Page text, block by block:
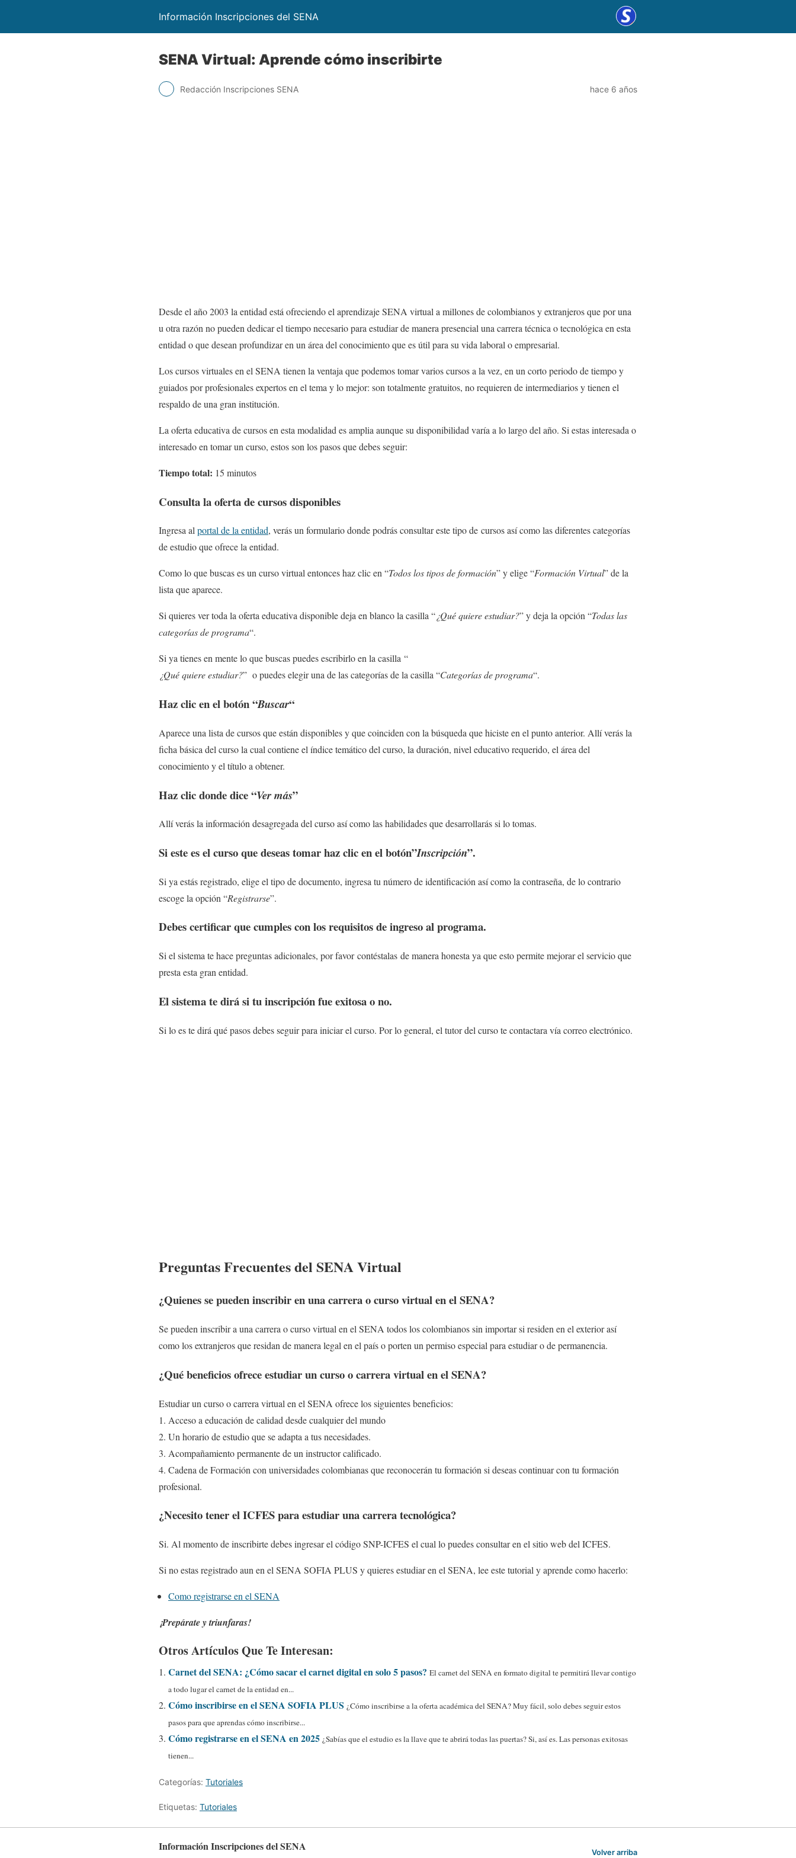
Información Inscripciones del SENA
SENA Virtual: Aprende cómo inscribirte
Redacción Inscripciones SENA hace 6 años
Desde el año 2003 la entidad está ofreciendo el aprendizaje SENA virtual a millones de colombianos y extranjeros que por una
u otra razón no pueden dedicar el tiempo necesario para estudiar de manera presencial una carrera técnica o tecnológica en esta
entidad o que desean profundizar en un área del conocimiento que es útil para su vida laboral o empresarial.
Los cursos virtuales en el SENA tienen la ventaja que podemos tomar varios cursos a la vez, en un corto periodo de tiempo y
guiados por profesionales expertos en el tema y lo mejor: son totalmente gratuitos, no requieren de intermediarios y tienen el
respaldo de una gran institución.
La oferta educativa de cursos en esta modalidad es amplia aunque su disponibilidad varía a lo largo del año. Si estas interesada o
interesado en tomar un curso, estos son los pasos que debes seguir:
Tiempo total: 15 minutos
Consulta la oferta de cursos disponibles
Ingresa alportal de la entidad, verás un formulario donde podrás consultar este tipo de cursos así como las diferentes categorías
de estudio que ofrece la entidad.
Como lo que buscas es un curso virtual entonces haz clic en “Todos los tipos de formación” y elige “Formación Virtual” de la
lista que aparece.
Si quieres ver toda la oferta educativa disponible deja en blanco la casilla “¿Qué quiere estudiar?” y deja la opción “Todas las
categorías de programa“.
Si ya tienes en mente lo que buscas puedes escribirlo en la casilla “
¿Qué quiere estudiar?” o puedes elegir una de las categorías de la casilla “Categorías de programa“.
Haz clic en el botón “Buscar“
Aparece una lista de cursos que están disponibles y que coinciden con la búsqueda que hiciste en el punto anterior. Allí verás la
ficha básica del curso la cual contiene el índice temático del curso, la duración, nivel educativo requerido, el área del
conocimiento y el título a obtener.
Haz clic donde dice “Ver más”
Allí verás la información desagregada del curso así como las habilidades que desarrollarás si lo tomas.
Si este es el curso que deseas tomar haz clic en el botón”Inscripción”.
Si ya estás registrado, elige el tipo de documento, ingresa tu número de identificación así como la contraseña, de lo contrario
escoge la opción “Registrarse”.
Debes certificar que cumples con los requisitos de ingreso al programa.
Si el sistema te hace preguntas adicionales, por favor contéstalas de manera honesta ya que esto permite mejorar el servicio que
presta esta gran entidad.
El sistema te dirá si tu inscripción fue exitosa o no.
Si lo es te dirá qué pasos debes seguir para iniciar el curso. Por lo general, el tutor del curso te contactara vía correo electrónico.
Preguntas Frecuentes del SENA Virtual
¿Quienes se pueden inscribir en una carrera o curso virtual en el SENA?
Se pueden inscribir a una carrera o curso virtual en el SENA todos los colombianos sin importar si residen en el exterior así
como los extranjeros que residan de manera legal en el país o porten un permiso especial para estudiar o de permanencia.
¿Qué beneficios ofrece estudiar un curso o carrera virtual en el SENA?
Estudiar un curso o carrera virtual en el SENA ofrece los siguientes beneficios:
1. Acceso a educación de calidad desde cualquier del mundo
2. Un horario de estudio que se adapta a tus necesidades.
3. Acompañamiento permanente de un instructor calificado.
4. Cadena de Formación con universidades colombianas que reconocerán tu formación si deseas continuar con tu formación
profesional.
¿Necesito tener el ICFES para estudiar una carrera tecnológica?
Si. Al momento de inscribirte debes ingresar el código SNP-ICFES el cual lo puedes consultar en el sitio web del ICFES.
Si no estas registrado aun en el SENA SOFIA PLUS y quieres estudiar en el SENA, lee este tutorial y aprende como hacerlo:
Como registrarse en el SENA
¡Prepárate y triunfaras!
Otros Artículos Que Te Interesan:
Carnet del SENA: ¿Cómo sacar el carnet digital en solo 5 pasos? El carnet del SENA en formato digital te permitirá llevar contigo
a todo lugar el carnet de la entidad en...
Cómo inscribirse en el SENA SOFIA PLUS ¿Cómo inscribirse a la oferta académica del SENA? Muy fácil, solo debes seguir estos
pasos para que aprendas cómo inscribirse...
Cómo registrarse en el SENA en 2025 ¿Sabías que el estudio es la llave que te abrirá todas las puertas? Si, así es. Las personas exitosas
tienen...
Categorías: Tutoriales
Etiquetas: Tutoriales
Información Inscripciones del SENA Volver arriba